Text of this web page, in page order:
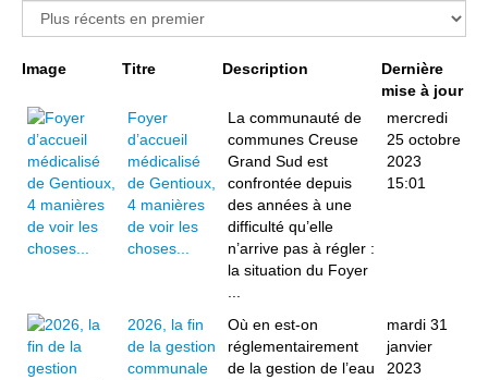
Image Titre Description
Dernière
mise à jour
Foyer
d’accueil
médicalisé
de Gentioux,
4 manières
de voir les
choses...
La communauté de
communes Creuse
Grand Sud est
confrontée depuis
des années à une
difficulté qu’elle
n’arrive pas à régler :
la situation du Foyer
mercredi
25 octobre
2023
15:01
2026, la fin
de la gestion
communale
Où en est-on
réglementairement
de la gestion de l’eau
mardi 31
janvier
2023